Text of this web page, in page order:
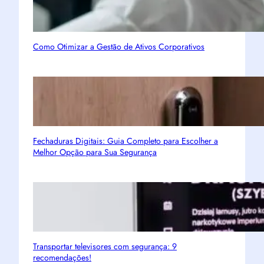
Como Otimizar a Gestão de Ativos Corporativos
Fechaduras Digitais: Guia Completo para Escolher a
Melhor Opção para Sua Segurança
Transportar televisores com segurança: 9
recomendações!